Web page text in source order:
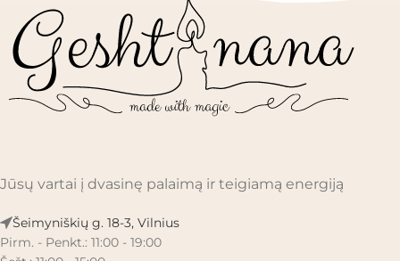
Jūsų vartai į dvasinę palaimą ir teigiamą energiją
Šeimyniškių g. 18-3, Vilnius
Pirm. - Penkt.: 11:00 - 19:00